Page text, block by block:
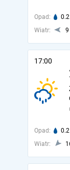
Opad:
Wiatr:
17:00
Opad:
Wiatr: